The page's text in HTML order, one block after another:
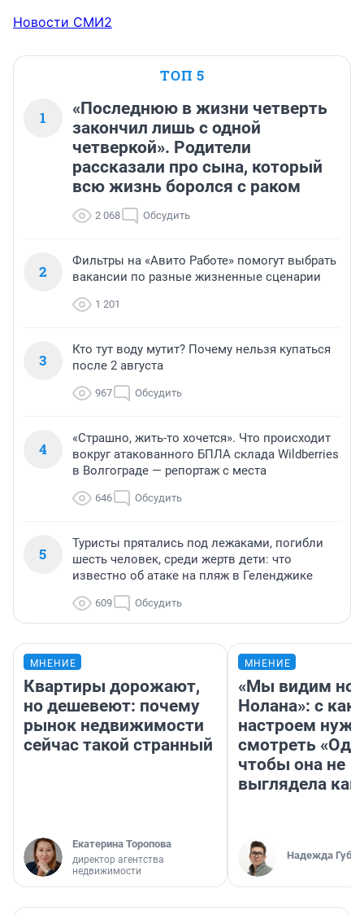
Новости СМИ2
ТОП 5
1
«Последнюю в жизни четверть
закончил лишь с одной
четверкой». Родители
рассказали про сына, который
всю жизнь боролся с раком
2 068 Обсудить
2
Фильтры на «Авито Работе» помогут выбрать
вакансии по разные жизненные сценарии
1 201
3
Кто тут воду мутит? Почему нельзя купаться
после 2 августа
967 Обсудить
4
«Страшно, жить-то хочется». Что происходит
вокруг атакованного БПЛА склада Wildberries
в Волгограде — репортаж с места
646 Обсудить
5
Туристы прятались под лежаками, погибли
шесть человек, среди жертв дети: что
известно об атаке на пляж в Геленджике
609 Обсудить
МНЕНИЕ
Квартиры дорожают,
но дешевеют: почему
рынок недвижимости
сейчас такой странный
Екатерина Торопова
директор агентства
недвижимости
МНЕНИЕ
«Мы видим
Нолана»: с
настроем
смотреть
чтобы она не
выглядела как
Надежда